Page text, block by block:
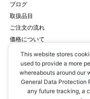
ブログ
取扱品目
ご注文の流れ
価格について
会社概要
サイトマップ
プライバシーポリシー
予約・お問い合わせ
This website stores
used to provide a more
whereabouts around our
General Data Protection
any future tracking, a